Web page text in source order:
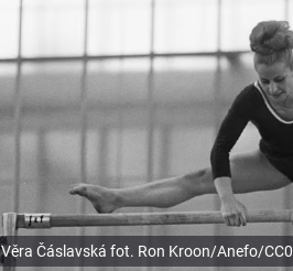
Věra Čáslavská fot. Ron Kroon/Anefo/CC0